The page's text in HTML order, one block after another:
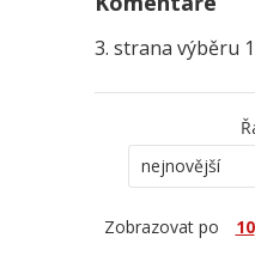
3. strana výběru
nejnovější
Zobrazovat po 10